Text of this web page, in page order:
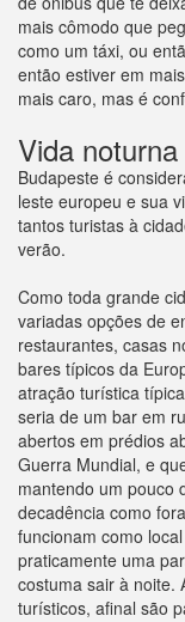
mais cômodo que
como um táxi, ou
então estiver em
mais caro, mas é
Vida noturna
Budapeste é
leste europeu e sua
tantos turistas à
verão.
Como toda grande
variadas opções de
restaurantes, casas
bares típicos da
atração turística
seria de um bar em
abertos em prédios
Guerra Mundial, e
mantendo um pouco
decadência como
funcionam como
praticamente uma
costuma sair à noite.
turísticos, afinal são